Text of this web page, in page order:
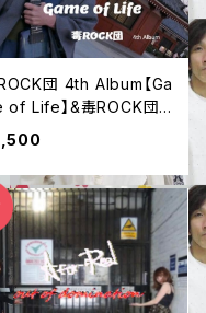
団 4th Album【Ga
of Life】&毒ROCK団ス
カー&ジャケット生写真